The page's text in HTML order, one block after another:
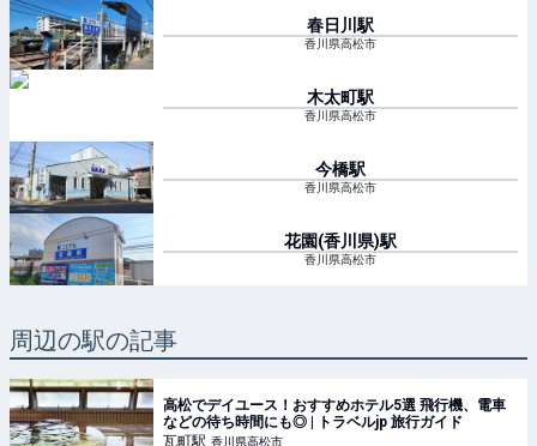
春日川 駅
香川県高松市
木太町駅
香川県高松市
今橋駅
香川県高松市
花園(香川県)駅
香川県高松市
周辺の駅の記事
高松でデイユース！おすすめホテル5選 飛行機、電車
などの待ち時間にも◎ | トラベルjp 旅行ガイド
瓦町駅 香川県高松市